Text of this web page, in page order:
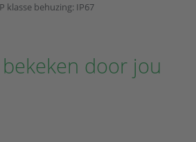
klasse behuzing: IP67
door jou